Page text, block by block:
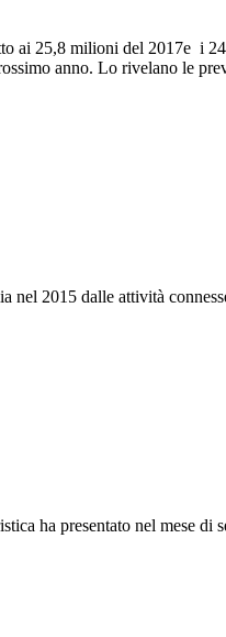
ai 25,8 milioni del 2017e i
anno. Lo rivelano le
2015 dalle attività
ha presentato nel mese